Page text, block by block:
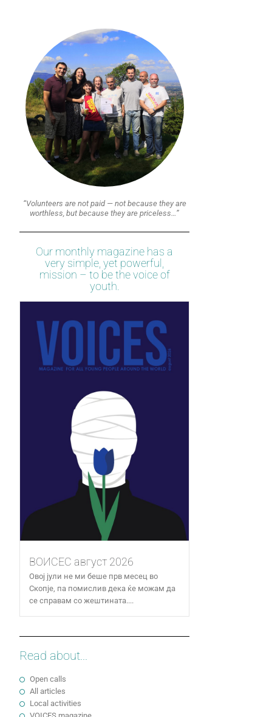
“Volunteers are not paid — not because they are
worthless, but because they are priceless…”
Our monthly magazine has a
very simple, yet powerful,
mission – to be the voice of
youth.
ВОИСЕС август 2026
Овој јули не ми беше прв месец во
Скопје, па помислив дека ќе можам да
се справам со жештината....
Read about...
Open calls
All articles
Local activities